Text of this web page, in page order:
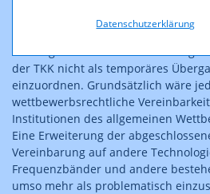
Datenschutzerklärung
in dünn besiedelten Gebieten bzw
Übergangsszenario zu sehen". Eine
hinausgehende National Roaming
der TKK nicht als temporäres
einzuordnen. Grundsätzlich wäre
wettbewerbsrechtliche
Institutionen des allgemeinen
Eine Erweiterung der
Vereinbarung auf andere
Frequenzbänder und andere
umso mehr als problematisch